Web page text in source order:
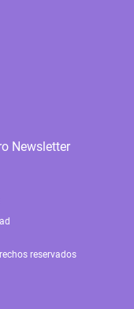
Newsletter
reservados